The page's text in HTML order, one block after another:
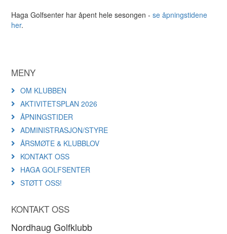
Haga Golfsenter har åpent hele sesongen -se åpningstidene
her.
MENY
OM KLUBBEN
AKTIVITETSPLAN 2026
ÅPNINGSTIDER
ADMINISTRASJON/STYRE
ÅRSMØTE & KLUBBLOV
KONTAKT OSS
HAGA GOLFSENTER
STØTT OSS!
KONTAKT OSS
Nordhaug Golfklubb